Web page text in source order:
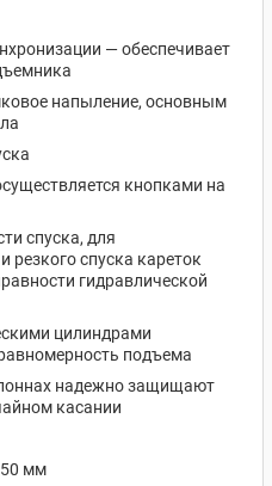
— обеспечивает
напыление, основным
кнопками на
спуска, для
резкого спуска кареток
гидравлической
цилиндрами
подъема
надежно защищают
касании
мм